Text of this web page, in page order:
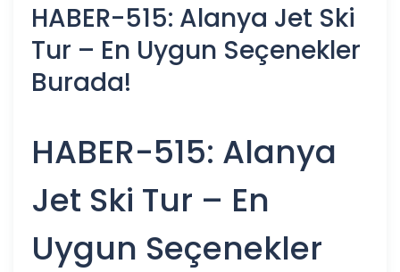
HABER-515: Alanya Jet Ski
Tur – En Uygun Seçenekler
Burada!
HABER-515: Alanya
Jet Ski Tur – En
Uygun Seçenekler